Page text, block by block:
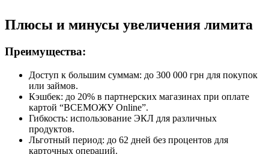
Плюсы и минусы увеличения лимита
Преимущества:
Доступ к большим суммам: до 300 000 грн для покупок
или займов.
Кэшбек: до 20% в партнерских магазинах при оплате
картой “ВСЕМОЖУ Online”.
Гибкость: использование ЭКЛ для различных
продуктов.
Льготный период: до 62 дней без процентов для
карточных операций.